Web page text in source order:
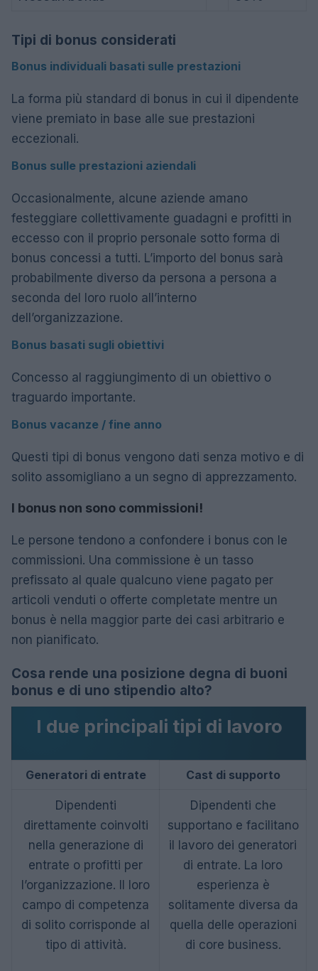
Tipi di bonus considerati
Bonus individuali basati sulle prestazioni
La forma più standard di bonus in cui il dipendente
viene premiato in base alle sue prestazioni
eccezionali.
Bonus sulle prestazioni aziendali
Occasionalmente, alcune aziende amano
festeggiare collettivamente guadagni e profitti in
eccesso con il proprio personale sotto forma di
bonus concessi a tutti. L’importo del bonus sarà
probabilmente diverso da persona a persona a
seconda del loro ruolo all’interno
dell’organizzazione.
Bonus basati sugli obiettivi
Concesso al raggiungimento di un obiettivo o
traguardo importante.
Bonus vacanze / fine anno
Questi tipi di bonus vengono dati senza motivo e di
solito assomigliano a un segno di apprezzamento.
I bonus non sono commissioni!
Le persone tendono a confondere i bonus con le
commissioni. Una commissione è un tasso
prefissato al quale qualcuno viene pagato per
articoli venduti o offerte completate mentre un
bonus è nella maggior parte dei casi arbitrario e
non pianificato.
Cosa rende una posizione degna di buoni
bonus e di uno stipendio alto?
I due principali tipi di lavoro
Generatori di entrate Cast di supporto
Dipendenti
direttamente coinvolti
nella generazione di
entrate o profitti per
l’organizzazione. Il loro
campo di competenza
di solito corrisponde al
tipo di attività.
Dipendenti che
supportano e facilitano
il lavoro dei generatori
di entrate. La loro
esperienza è
solitamente diversa da
quella delle operazioni
di core business.